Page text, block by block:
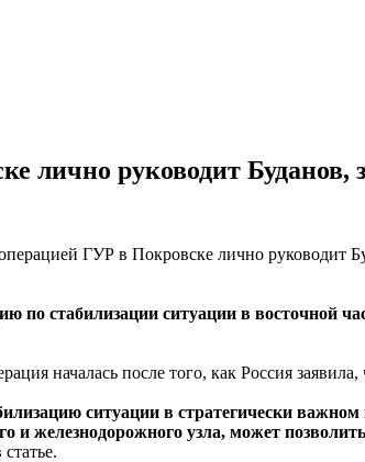
лично руководит
по стабилизации ситуации в восточной
началась после того, как Россия
ситуации в стратегически
и железнодорожного узла, может